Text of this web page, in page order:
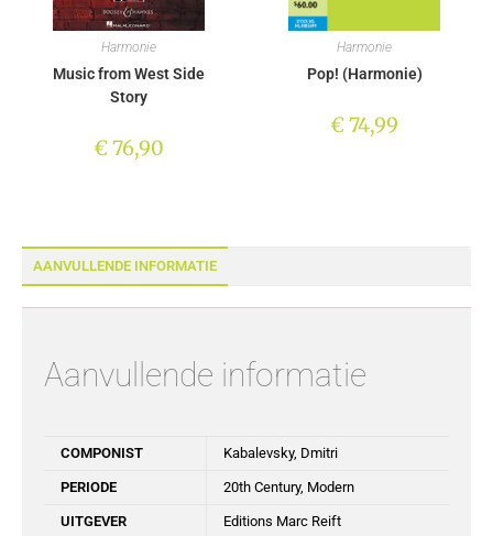
AANVULLENDE INFORMATIE
Aanvullende informatie
COMPONIST Kabalevsky, Dmitri
PERIODE 20th Century, Modern
UITGEVER Editions Marc Reift
Harmonie
Music from West Side
Story
€76,90
Harmonie
Pop! (Harmonie)
€74,99